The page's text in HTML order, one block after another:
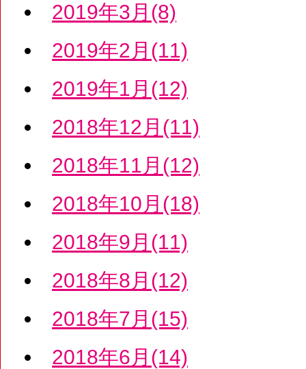
2019年3月(8)
2019年2月(11)
2019年1月(12)
2018年12月(11)
2018年11月(12)
2018年10月(18)
2018年9月(11)
2018年8月(12)
2018年7月(15)
2018年6月(14)